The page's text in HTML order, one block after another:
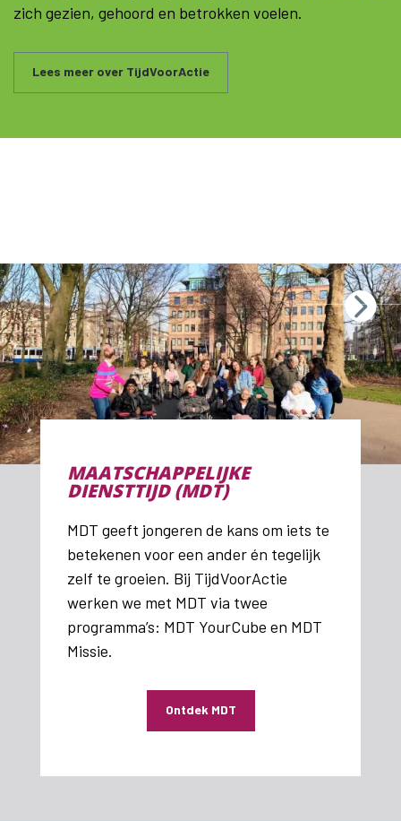
zich gezien, gehoord en betrokken voelen.
Lees meer over TijdVoorActie
MAATSCHAPPELIJKE
DIENSTTIJD (MDT)
MDT geeft jongeren de kans om iets te
betekenen voor een ander én tegelijk
zelf te groeien. Bij TijdVoorActie
werken we met MDT via twee
programma’s: MDT YourCube en MDT
Missie.
Ontdek MDT